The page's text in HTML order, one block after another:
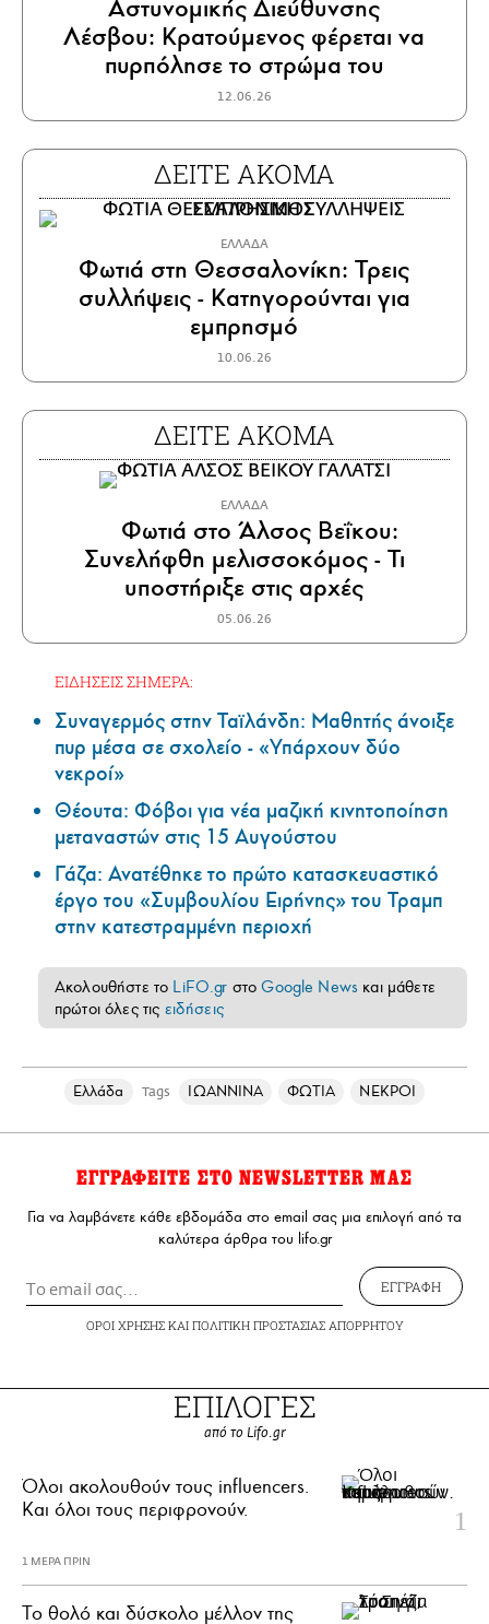
Αστυνομικής Διεύθυνσης
Λέσβου: Κρατούμενος φέρεται να
πυρπόλησε το στρώμα του
12.06.26
ΔΕΙΤΕ ΑΚΟΜΑ
ΕΛΛΑΔΑ
Φωτιά στη Θεσσαλονίκη: Τρεις
συλλήψεις - Κατηγορούνται για
εμπρησμό
10.06.26
ΔΕΙΤΕ ΑΚΟΜΑ
ΕΛΛΑΔΑ
Φωτιά στο Άλσος Βεΐκου:
Συνελήφθη μελισσοκόμος - Τι
υποστήριξε στις αρχές
05.06.26
ΕΙΔΗΣΕΙΣ ΣΗΜΕΡΑ:
Συναγερμός στην Ταϊλάνδη: Μαθητής άνοιξε
πυρ μέσα σε σχολείο - «Υπάρχουν δύο
νεκροί»
Θέουτα: Φόβοι για νέα μαζική κινητοποίηση
μεταναστών στις 15 Αυγούστου
Γάζα: Ανατέθηκε το πρώτο κατασκευαστικό
έργο του «Συμβουλίου Ειρήνης» του Τραμπ
στην κατεστραμμένη περιοχή
Ακολουθήστε το LiFO.gr στοGoogle News και μάθετε
πρώτοι όλες τις ειδήσεις
Ελλάδα Tags ΙΩΑΝΝΙΝΑ ΦΩΤΙΑ ΝΕΚΡΟΙ
ΕΓΓΡΑΦΕΙΤΕ ΣΤΟ NEWSLETTER ΜΑΣ
Για να λαμβάνετε κάθε εβδομάδα στο email σας μια επιλογή από τα
καλύτερα άρθρα του lifo.gr
ΕΓΓΡΑΦΗ
ΟΡΟΙ ΧΡΗΣΗΣΚΑΙ ΠΟΛΙΤΙΚΗ ΠΡΟΣΤΑΣΙΑΣ ΑΠΟΡΡΗΤΟΥ
ΕΠΙΛΟΓΕΣ
από το Lifo.gr
Όλοι ακολουθούν τους influencers.
Και όλοι τους περιφρονούν.
1 ΜΕΡΑ ΠΡΙΝ
Το θολό και δύσκολο μέλλον της